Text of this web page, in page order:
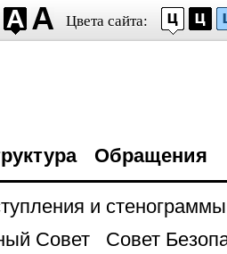
Цвета сайта:
Обращения
и стенограммы
Совет
Совет